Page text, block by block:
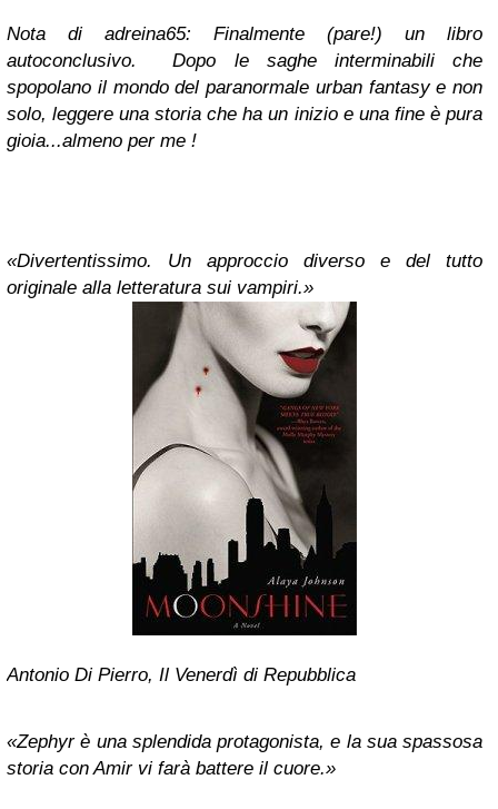
Nota di adreina65: Finalmente (pare!) un libro
autoconclusivo. Dopo le saghe interminabili che
spopolano il mondo del paranormale urban fantasy e non
solo, leggere una storia che ha un inizio e una fine è pura
gioia...almeno per me !
«Divertentissimo. Un approccio diverso e del tutto
originale alla letteratura sui vampiri.»
Antonio Di Pierro, Il Venerdì di Repubblica
«Zephyr è una splendida protagonista, e la sua spassosa
storia con Amir vi farà battere il cuore.»